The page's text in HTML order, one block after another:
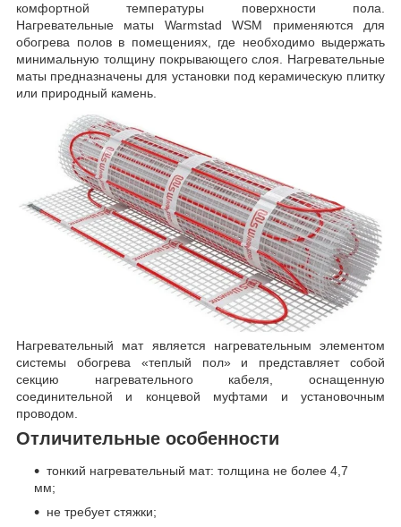
комфортной температуры поверхности пола.
Нагревательные маты Warmstad WSM применяются для
обогрева полов в помещениях, где необходимо выдержать
минимальную толщину покрывающего слоя. Нагревательные
маты предназначены для установки под керамическую плитку
или природный камень.
Нагревательный мат является нагревательным элементом
системы обогрева «теплый пол» и представляет собой
секцию нагревательного кабеля, оснащенную
соединительной и концевой муфтами и установочным
проводом.
Отличительные особенности
тонкий нагревательный мат: толщина не более 4,7
мм;
не требует стяжки;